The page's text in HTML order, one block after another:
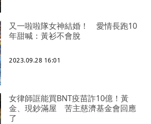
又一啦啦隊女神結婚！ 愛情長跑10
年甜喊：黃衫不會脫
2023.09.28 16:01
女律師誆能買BNT疫苗詐10億！黃
金、現鈔滿屋 苦主慈濟基金會回應
了